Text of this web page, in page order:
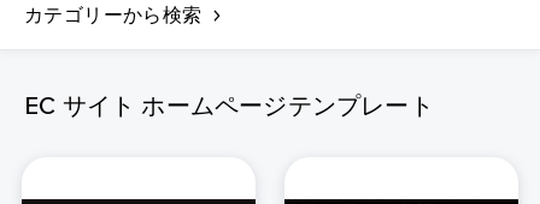
カテゴリーから検索
EC サイト ホームページテンプレート